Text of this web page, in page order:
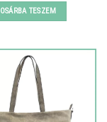
was:
10980 Ft.
TESZEM